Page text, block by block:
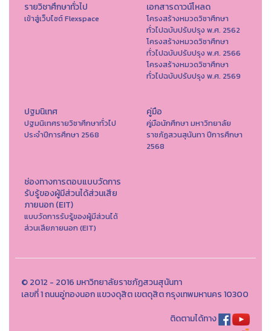
รายวิชาศึกษาทั่วไป
เข้าสู่เว็บไซต์ Flexspace
เอกสารดาวน์โหลด
โครงสร้างหมวดวิชาศึกษา
ทั่วไปฉบับปรับปรุง พ.ศ. 2562
โครงสร้างหมวดวิชาศึกษา
ทั่วไปฉบับปรับปรุง พ.ศ. 2566
โครงสร้างหมวดวิชาศึกษา
ทั่วไปฉบับปรับปรุง พ.ศ. 2569
ปฐมนิเทศ
ปฐมนิเทศรายวิชาศึกษาทั่วไป
ประจำปีการศึกษา 2568
คู่มือ
คู่มือนักศึกษา มหาวิทยาลัย
ราชภัฏสวนสุนันทา ปีการศึกษา
2568
ช่องทางการตอบแบบวัดการ
รับรู้ของผู้มีส่วนได้ส่วนเสีย
ภายนอก (EIT)
แบบวัดการรับรู้ของผู้มีส่วนได้
ส่วนเสียภายนอก (EIT)
© 2012 - 2016 มหาวิทยาลัยราชภัฏสวนสุนันทา
เลขที่ 1 ถนนอู่ทองนอก แขวงดุสิต เขตดุสิต กรุงเทพมหานคร 10300
ติดตามได้ทาง